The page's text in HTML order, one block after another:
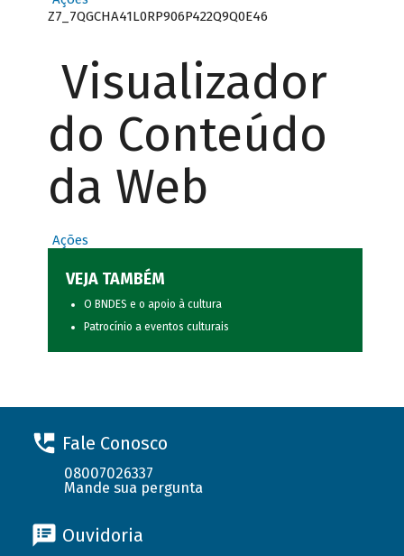
Z7_7QGCHA41L0RP906P422Q9Q0E46
Visualizador
do Conteúdo
da Web
Ações
VEJA TAMBÉM
O BNDES e o apoio à cultura
Patrocínio a eventos culturais
Fale Conosco
08007026337
Mande sua pergunta
Ouvidoria